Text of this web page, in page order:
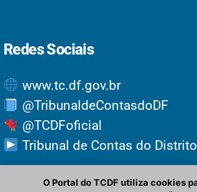
Redes Sociais
www.tc.df.gov.br
@TribunaldeContasdoDF
@TCDFoficial
Tribunal de Contas do
O Portal do TCDF utiliza cookies